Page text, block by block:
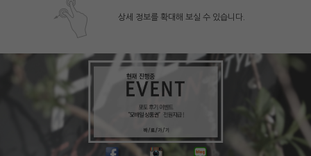
상세 정보를 확대해 보실 수 있습니다.